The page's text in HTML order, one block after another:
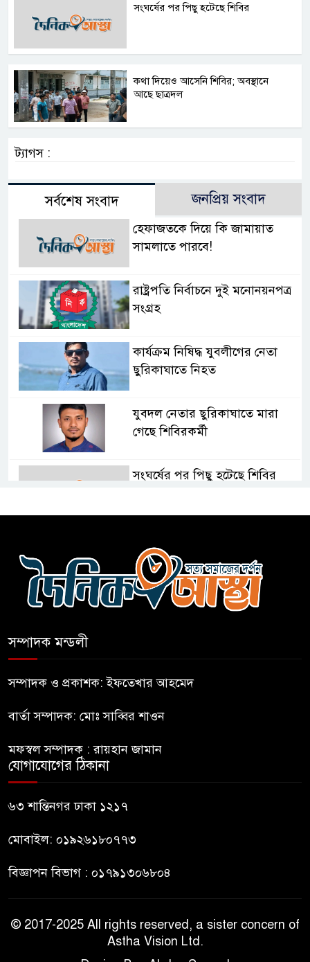
সংঘর্ষের পর পিছু হটেছে শিবির
কথা দিয়েও আসেনি শিবির; অবস্থানে
আছে ছাত্রদল
ট্যাগস :
সর্বশেষ সংবাদ জনপ্রিয় সংবাদ
হেফাজতকে দিয়ে কি জামায়াত
সামলাতে পারবে!
রাষ্ট্রপতি নির্বাচনে দুই মনোনয়নপত্র
সংগ্রহ
কার্যক্রম নিষিদ্ধ যুবলীগের নেতা
ছুরিকাঘাতে নিহত
যুবদল নেতার ছুরিকাঘাতে মারা
গেছে শিবিরকর্মী
সংঘর্ষের পর পিছু হটেছে শিবির
আছে ছাত্রদল
হযরত শাহজালাল বিমানবন্দরে
বলাকা লাউঞ্জে আগুন
কিশোর
ভারত থেকে আসছে ২ দশমিক ৩
সম্পাদক মন্ডলী
সম্পাদক ও প্রকাশক: ইফতেখার আহমেদ
বার্তা সম্পাদক: মোঃ সাব্বির শাওন
মফস্বল সম্পাদক : রায়হান জামান
যোগাযোগের ঠিকানা
৬৩ শান্তিনগর ঢাকা ১২১৭
মোবাইল: ০১৯২৬১৮০৭৭৩
বিজ্ঞাপন বিভাগ : ০১৭৯১৩০৬৮০৪
© 2017-2025 All rights reserved, a sister concern of
Astha Vision Ltd.